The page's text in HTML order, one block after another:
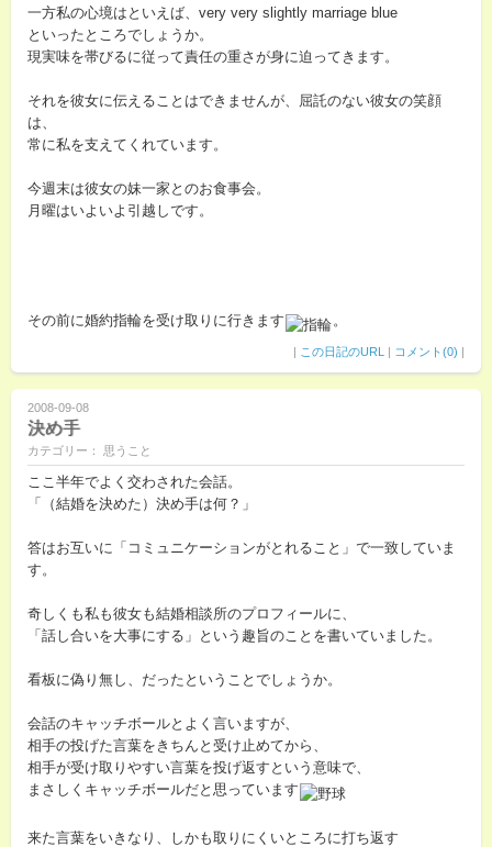
一方私の心境はといえば、very very slightly marriage blue
といったところでしょうか。
現実味を帯びるに従って責任の重さが身に迫ってきます。
それを彼女に伝えることはできませんが、屈託のない彼女の笑顔
は、
常に私を支えてくれています。
今週末は彼女の妹一家とのお食事会。
月曜はいよいよ引越しです。
その前に婚約指輪を受け取りに行きます 。
| この日記のURL | コメント(0) |
2008-09-08
決め手
カテゴリー： 思うこと
ここ半年でよく交わされた会話。
「（結婚を決めた）決め手は何？」
答はお互いに「コミュニケーションがとれること」で一致していま
す。
奇しくも私も彼女も結婚相談所のプロフィールに、
「話し合いを大事にする」という趣旨のことを書いていました。
看板に偽り無し、だったということでしょうか。
会話のキャッチボールとよく言いますが、
相手の投げた言葉をきちんと受け止めてから、
相手が受け取りやすい言葉を投げ返すという意味で、
まさしくキャッチボールだと思っています
来た言葉をいきなり、しかも取りにくいところに打ち返す